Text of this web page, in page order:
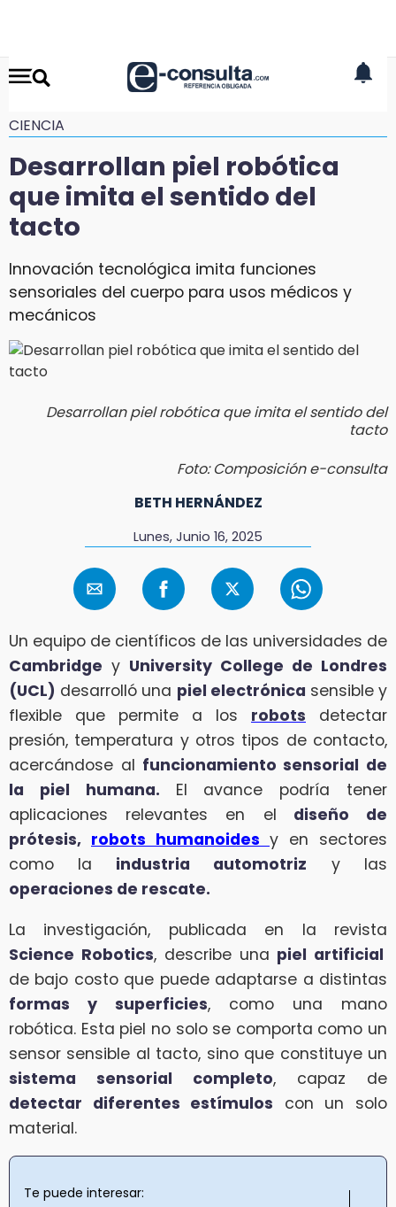
CIENCIA
Desarrollan piel robótica
que imita el sentido del
tacto
Innovación tecnológica imita funciones
sensoriales del cuerpo para usos médicos y
mecánicos
Desarrollan piel robótica que imita el sentido del
tacto
Foto: Composición e-consulta
BETH HERNÁNDEZ
Lunes, Junio 16, 2025
Un equipo de científicos de las universidades de
Cambridge y University College de Londres
(UCL) desarrolló una piel electrónica sensible y
flexible que permite a los robots detectar
presión, temperatura y otros tipos de contacto,
acercándose al funcionamiento sensorial de
la piel humana. El avance podría tener
aplicaciones relevantes en el diseño de
prótesis, robots humanoides y en sectores
como la industria automotriz y las
operaciones de rescate.
La investigación, publicada en la revista
Science Robotics, describe una piel artificial
de bajo costo que puede adaptarse a distintas
formas y superficies, como una mano
robótica. Esta piel no solo se comporta como un
sensor sensible al tacto, sino que constituye un
sistema sensorial completo, capaz de
detectar diferentes estímulos con un solo
material.
Te puede interesar: